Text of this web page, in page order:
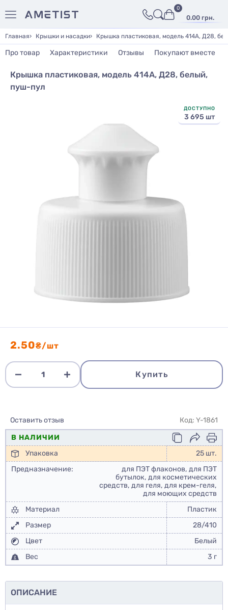
0.00 грн.
0
Главная Крышки и насадки Крышка пластиковая, модель 414А, Д28,
Про товар Характеристики Отзывы Покупают вместе
Крышка пластиковая, модель 414А, Д28, белый,
пуш-пул
ДОСТУПНО
3 695 шт
2.50₴/шт
Купить
Оставить отзыв
Код: Y-1861
В НАЛИЧИИ
Упаковка
25 шт.
Предназначение:
для ПЭТ флаконов, для ПЭТ
бутылок, для косметических
средств, для геля, для крем-геля,
для моющих средств
Материал
Пластик
Размер
28/410
Цвет
Белый
Вес
3 г
ОПИСАНИЕ